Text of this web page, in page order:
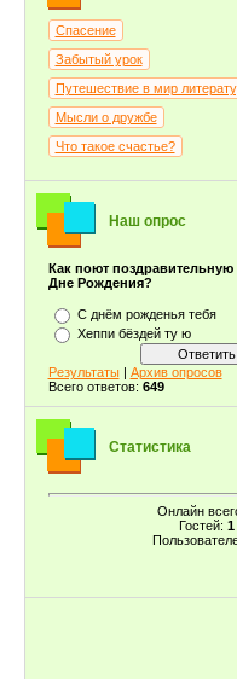
Спасение
Забытый урок
Путешествие в мир
Мысли о дружбе
Что такое счастье?
Наш опрос
Как поют
Дне Рождения?
С днём рожденья тебя
Хеппи бёздей ту ю
Результаты| Архив опросов
Всего ответов: 649
Статистика
Онлайн
Гостей: 1